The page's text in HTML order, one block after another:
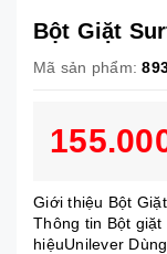
Bột Giặt
Mã sản phẩm:
Giới thiệu Bột
Thông tin Bột
hiệuUnilever